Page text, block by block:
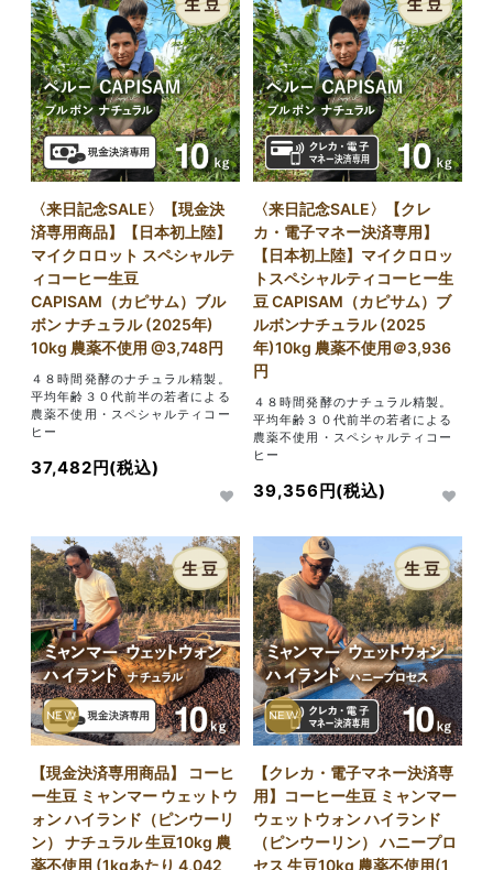
〈来日記念SALE〉【現金決
済専用商品】【日本初上陸】
マイクロロット スペシャルテ
ィコーヒー生豆
CAPISAM（カピサム）ブル
ボン ナチュラル (2025年)
10kg 農薬不使用 @3,748円
４８時間発酵のナチュラル精製。
平均年齢３０代前半の若者による
農薬不使用・スペシャルティコー
ヒー
37,482円(税込)
〈来日記念SALE〉【クレ
カ・電子マネー決済専用】
【日本初上陸】マイクロロッ
トスペシャルティコーヒー生
豆 CAPISAM（カピサム）ブ
ルボンナチュラル (2025
年)10kg 農薬不使用＠3,936
円
４８時間発酵のナチュラル精製。
平均年齢３０代前半の若者による
農薬不使用・スペシャルティコー
ヒー
39,356円(税込)
NEW
【現金決済専用商品】 コーヒ
ー生豆 ミャンマー ウェットウ
ォン ハイランド（ピンウーリ
ン） ナチュラル 生豆10kg 農
薬不使用 (1kgあたり 4,042
NEW
【クレカ・電子マネー決済専
用】コーヒー生豆 ミャンマー
ウェットウォン ハイランド
（ピンウーリン） ハニープロ
セス 生豆10kg 農薬不使用(1